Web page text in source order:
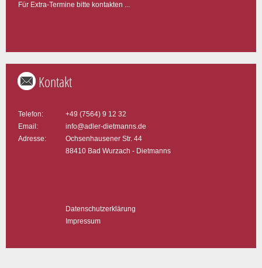
Für Extra-Termine bitte kontakten ...
Kontakt
Telefon:
Email:
Adresse:
+49 (7564) 9 12 32
info@adler-dietmanns.de
Ochsenhausener Str. 44
88410 Bad Wurzach - Dietmanns
Datenschutzerklärung
Impressum